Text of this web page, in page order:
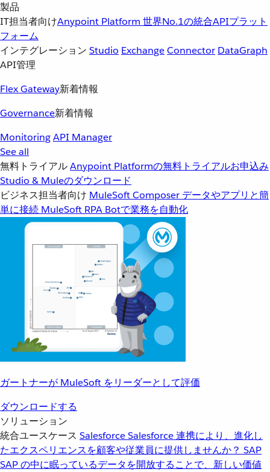
製品
IT担当者向けAnypoint Platform 世界No.1の統合APIプラット
フォーム
インテグレーション Studio ExchangeConnector DataGraph
API管理
Flex Gateway新着情報
Governance新着情報
MonitoringAPI Manager
See all
無料トライアルAnypoint Platformの無料トライアルお申込み
Studio & Muleのダウンロード
ビジネス担当者向け MuleSoft Composer データやアプリと簡
単に接続 MuleSoft RPA Botで業務を自動化
ガートナーが MuleSoft をリーダーとして評価
ダウンロードする
ソリューション
統合ユースケース SalesforceSalesforce 連携により、進化し
たエクスペリエンスを顧客や従業員に提供しませんか？ SAP
SAP の中に眠っているデータを開放することで、新しい価値